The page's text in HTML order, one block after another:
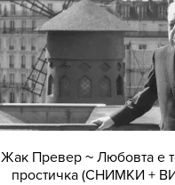
Жак Превер ~ Любовта е
простичка (СНИМКИ +